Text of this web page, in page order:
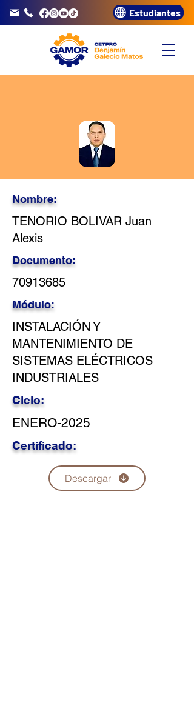
3320072 Estudiantes
Nombre:
TENORIO BOLIVAR Juan
Alexis
Documento:
70913685
Módulo:
INSTALACIÓN Y
MANTENIMIENTO DE
SISTEMAS ELÉCTRICOS
INDUSTRIALES
Ciclo:
ENERO-2025
Certificado:
Descargar